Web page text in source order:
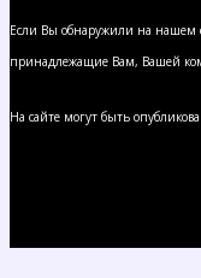
Если Вы обнаружили на нашем
принадлежащие Вам, Вашей
На сайте могут быть